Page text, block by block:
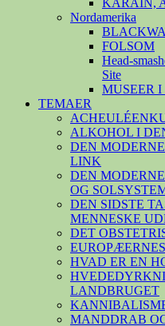
Nordamerika
FOLSOM
Head-
Site
MUSEER I
TEMAER
ALKOHOL I
DEN
LINK
DEN
OG
DEN SIDSTE
MENNESKE
DET
HVAD ER EN
LANDBRUGET
MANDDRAB